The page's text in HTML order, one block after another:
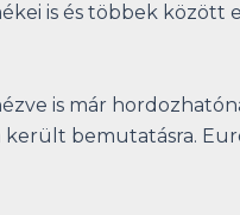
is és többek
is már
bemutatásra.